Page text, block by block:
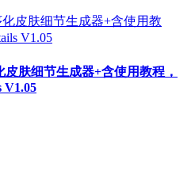
皮肤细节生成器+含使用教程，
V1.05